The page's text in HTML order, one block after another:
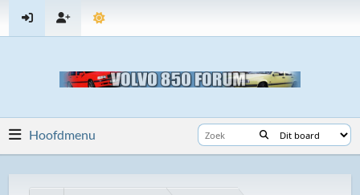
Hoofdmenu